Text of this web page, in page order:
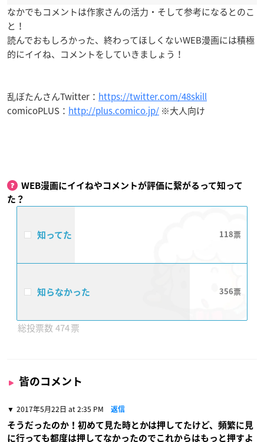
なかでもコメントは作家さんの活力・そして参考になるとのこ
と！
読んでおもしろかった、終わってほしくないWEB漫画には積極
的にイイね、コメントをしていきましょう！
乱ぼたんさんTwitter： https://twitter.com/48skill
comicoPLUS ： http://plus.comico.jp/ ※大人向け
WEB漫画にイイねやコメントが評価に繋がるって知って
た？
知ってた 118
知らなかった 356
474
皆のコメント
2017年5月22日 at 2:35 PM 返信
そうだったのか！初めて見た時とかは押してたけど、頻繁に見
に行っても都度は押してなかったのでこれからはもっと押すよ